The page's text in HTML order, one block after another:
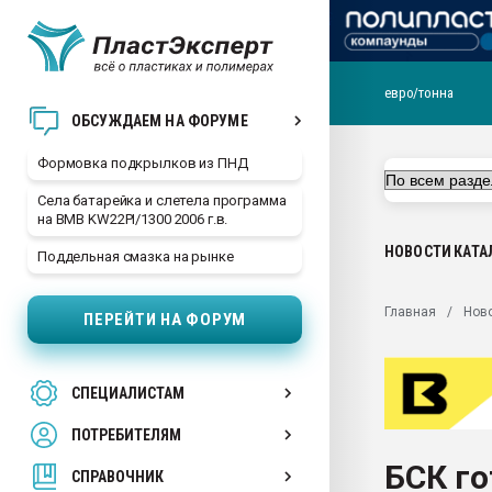
ОБСУЖДАЕМ НА ФОРУМЕ
Формовка подкрылков из ПНД
Села батарейка и слетела программа
на BMB KW22PI/1300 2006 г.в.
Поддельная смазка на рынке
ПЕРЕЙТИ НА ФОРУМ
СПЕЦИАЛИСТАМ
ПОТРЕБИТЕЛЯМ
СПРАВОЧНИК
29.07.2026 ФРП помог
Вакуум-формовочные
28.07.2026
первый план в
пластмасс
ситуацией на
евро/тонна
НОВОСТИ
Главная
БСК